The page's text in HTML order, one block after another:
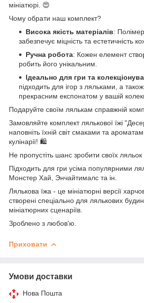
мініатюрі. 😍
Чому обрати наш комплект?
Висока якість матеріалів:
забезпечує міцність та естетичність
Ручна робота: Кожен елемент
робить його унікальним.
Ідеально для гри та
підходить для ігор з ляльками, а
прекрасним експонатом у вашій
Подаруйте своїм лялькам справжній
Замовляйте комплект лялькової їжі
наповніть їхній світ смаками та
кулінарії! 🛍️
Не пропустіть шанс зробити своїх
Підходить для гри усіма популярними
Монстер Хай, Энчайтималс та ін.
Лялькова їжа - це мініатюрні версії
створені спеціально для лялькових
мініатюрних сценаріїв.
Зроблено з любов'ю.
Приховати
Умови доставки
Нова Пошта